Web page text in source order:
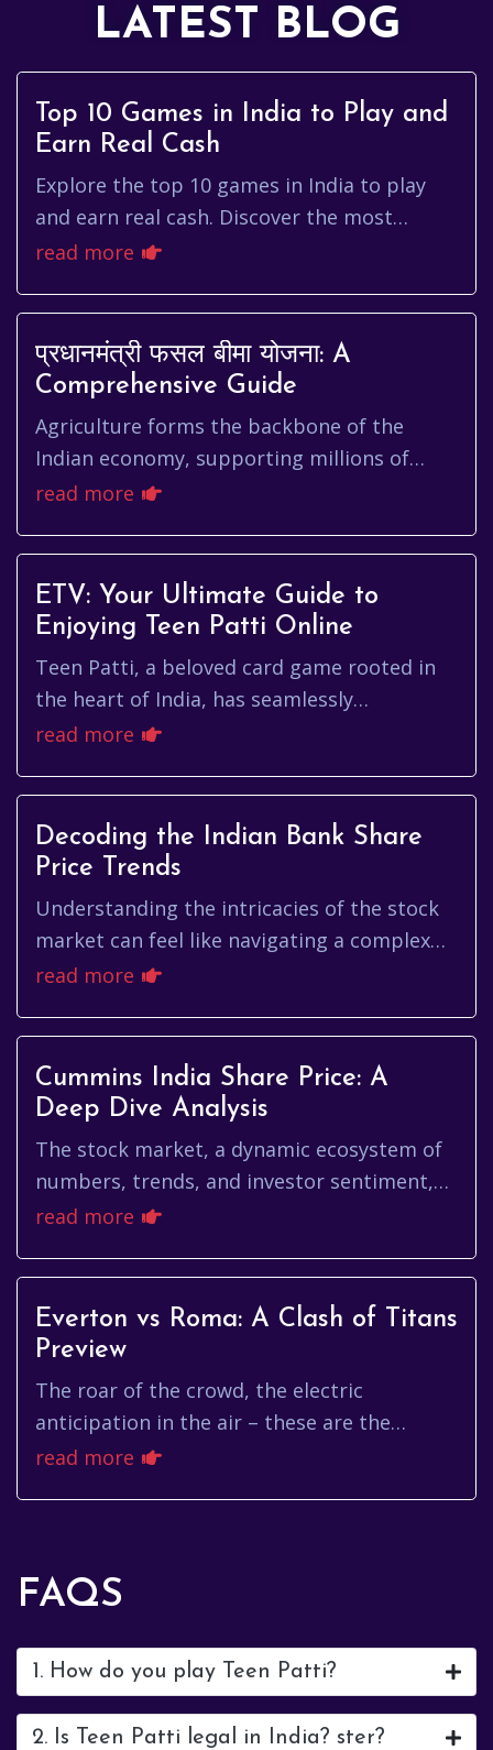
LATEST BLOG
Top 10 Games in India to Play and
Earn Real Cash
Explore the top 10 games in India to play
and earn real cash. Discover the most
popular games like Teen Patti, Poker,
and cash prizes. Download now!
read more
प्रधानमंत्री फसल बीमा योजना: A
Comprehensive Guide
Agriculture forms the backbone of the
Indian economy, supporting millions of
livelihoods and contributing significantly to
read more
ETV: Your Ultimate Guide to
Enjoying Teen Patti Online
Teen Patti, a beloved card game rooted in
the heart of India, has seamlessly
transitioned from bustling family
read more
Decoding the Indian Bank Share
Price Trends
Understanding the intricacies of the stock
market can feel like navigating a complex
maze, especially when you're trying to
read more
Cummins India Share Price: A
Deep Dive Analysis
The stock market, a dynamic ecosystem of
numbers, trends, and investor sentiment,
offers a plethora of opportunities and
read more
Everton vs Roma: A Clash of Titans
Preview
The roar of the crowd, the electric
anticipation in the air – these are the
sensations that grip football fans
read more
FAQS
1. How do you play Teen Patti?
2. Is Teen Patti legal in India? ster?